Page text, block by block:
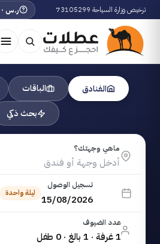
ترخيص وزارة السياحة 73105299 ر.س · SAR
الفنادق الباقات
بحث ذكي
ماهي وجهتك؟
تسجيل الوصول
15/08/2026
ليلة واحدة
عدد الضيوف
1 غرفة · 1 بالغ · 0 طفل